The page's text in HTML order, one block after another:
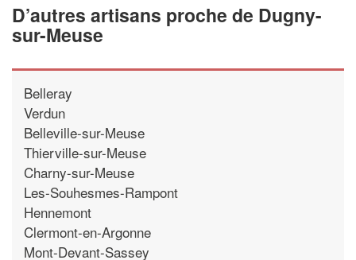
D’autres artisans proche de Dugny-
sur-Meuse
Belleray
Verdun
Belleville-sur-Meuse
Thierville-sur-Meuse
Charny-sur-Meuse
Les-Souhesmes-Rampont
Hennemont
Clermont-en-Argonne
Mont-Devant-Sassey